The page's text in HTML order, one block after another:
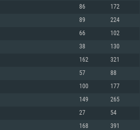
지원하는 AMD Radeon 77XX / NVIDIA
도: 720p
라이언트)
Intel Iris Pro 5200 (Mac), 혹은 이와 비슷한 성
최소 해상도: 720p
라이언트)
, 최신 그래픽 드라이버를 지원하는 NVIDIA
의 성능을 가지며 최신 그래픽 드라이버를 지
양 지원 해상도 720p)
라이언트)
86 172
89 224
66 102
38 130
162 321
57 88
100 177
149 265
27 54
168 391